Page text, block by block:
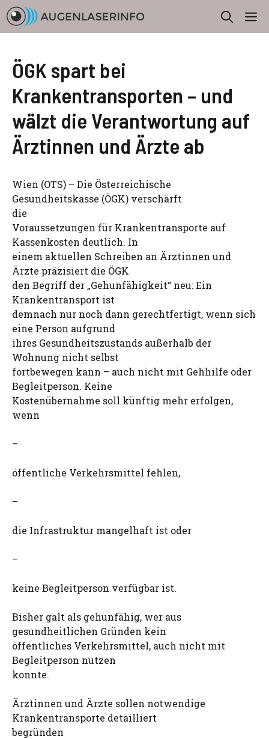
Zum
Inhalt
springen
ÖGK spart bei
Krankentransporten – und
wälzt die Verantwortung auf
Ärztinnen und Ärzte ab
Wien (OTS) – Die Österreichische
Gesundheitskasse (ÖGK) verschärft
die
Voraussetzungen für Krankentransporte auf
Kassenkosten deutlich. In
einem aktuellen Schreiben an Ärztinnen und
Ärzte präzisiert die ÖGK
den Begriff der „Gehunfähigkeit“ neu: Ein
Krankentransport ist
demnach nur noch dann gerechtfertigt, wenn sich
eine Person aufgrund
ihres Gesundheitszustands außerhalb der
Wohnung nicht selbst
fortbewegen kann – auch nicht mit Gehhilfe oder
Begleitperson. Keine
Kostenübernahme soll künftig mehr erfolgen,
wenn
–
öffentliche Verkehrsmittel fehlen,
–
die Infrastruktur mangelhaft ist oder
–
keine Begleitperson verfügbar ist.
Bisher galt als gehunfähig, wer aus
gesundheitlichen Gründen kein
öffentliches Verkehrsmittel, auch nicht mit
Begleitperson nutzen
konnte.
Ärztinnen und Ärzte sollen notwendige
Krankentransporte detailliert
begründen